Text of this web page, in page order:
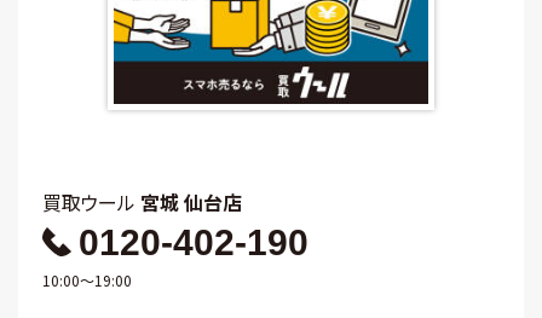
買取ウール 宮城 仙台店
0120-402-190
10:00～19:00